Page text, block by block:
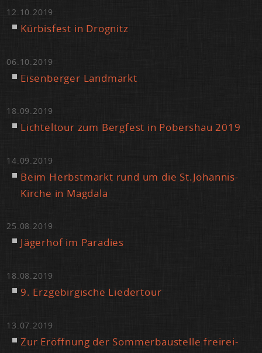
12.10.2019
Kür­bis­fest in Dro­gnitz
06.10.2019
Ei­sen­ber­ger Land­markt
18.09.2019
Lich­tel­tour zum Berg­fest in Pobers­hau 2019
14.09.2019
Beim Herbst­markt rund um die St.​Johannis-
Kir­che in Mag­da­la
25.08.2019
Jä­ger­hof im Pa­ra­dies
18.08.2019
9. Erz­ge­bir­gi­sche Lie­der­tour
13.07.2019
Zur Er­öff­nung der Som­mer­bau­stel­le frei­rei­